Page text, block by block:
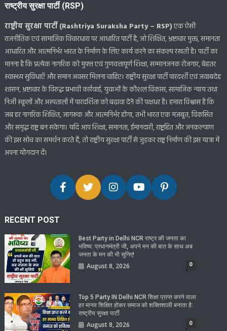
राष्ट्रीय सुरक्षा पार्टी (RSP)
राष्ट्रीय सुरक्षा पार्टी (Rashtriya Suraksha Party – RSP)एक ऐसी
राजनीतिक एवं सामाजिक विचारधारा पर आधारित पार्टी है, जो शिक्षित, भ्रष्टाचार मुक्त, समानता
आधारित और आत्मनिर्भर भारत के निर्माण के लिए कार्य करने का संकल्प रखती है। पार्टी का
मानना है कि प्रत्येक नागरिक को मुफ्त एवं गुणवत्तापूर्ण शिक्षा, सम्मानजनक रोजगार, बेहतर
स्वास्थ्य सुविधाएँ और समान अवसर मिलना चाहिए। राष्ट्रीय सुरक्षा पार्टी पारदर्शी एवं जवाबदेह
शासन, भ्रष्टाचार के विरुद्ध प्रभावी कार्रवाई, युवाओं के कौशल विकास, सामाजिक न्याय तथा
निजी स्कूलों और अस्पतालों में पारदर्शिता को बढ़ावा देने की पक्षधर है। हमारा विश्वास है कि
जब हर नागरिक शिक्षित, जागरूक और आत्मनिर्भर होगा, तभी भारत एक मजबूत, विकसित
और समृद्ध राष्ट्र बन सकेगा। यदि आप शिक्षा, समानता, ईमानदारी, राष्ट्रहित और जनकल्याण
की इस सोच का समर्थन करते हैं, तो राष्ट्रीय सुरक्षा पार्टी से जुड़कर राष्ट्र निर्माण की इस यात्रा में
अपना योगदान दें।
RECENT POST
Best Party in Delhi NCR राष्ट्र की जनता का
भविष्य: प्रधानमंत्री जी, अपने मन की बात के साथ अब
जनता के मन की भी सुनिए!
August 8, 2026 0
Top 5 Party IN Delhi NCR शिक्षा प्राप्त करने वाला
हर मानव शिक्षित होकर समाज को शक्तिशाली बनाता है:
राष्ट्रीय सुरक्षा पार्टी
August 8, 2026 0